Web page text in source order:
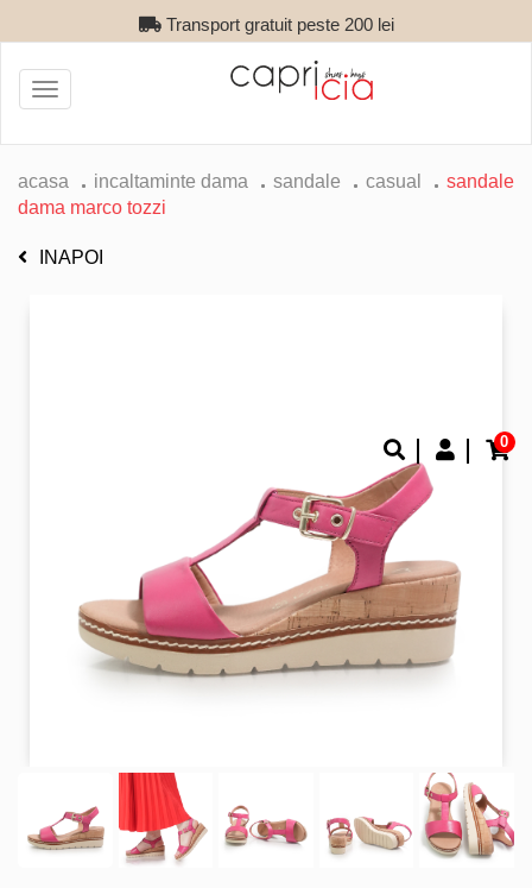
Transport gratuit peste 200 lei
0
Toggle
navigation
acasa incaltaminte dama sandale casual
sandale
dama marco tozzi
INAPOI